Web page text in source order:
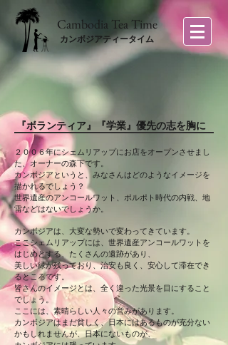
​Cambodia Tea Time
カンボジアティータイム
『ボランティア』『学業』優先の志を胸に
２００６年にシェムリアップにお店をオープンさせまし
た、オーナーの森下です。
カンボジアというと、みなさんはどのようなイメージを
描かれるでしょう？
世界遺産のアンコールワット、ポルポト時代の内戦、地
雷などはないでしょうか。
カンボジアは、大変な勢いで変わってきています。
ここシェムリアップには、世界遺産アンコールワットを
はじめとする、たくさんの遺跡があり、
美しい緑が残っており、治安も良く、安心して滞在でき
るところです。
皆さんのイメージとは、全く違った光景を目にすること
でしょう。
ここには、素晴らしい人々の営みがあります。
カンボジアはまだ貧しく、日本にはあるものが充分ない
かもしれませんが、日本にないものが、